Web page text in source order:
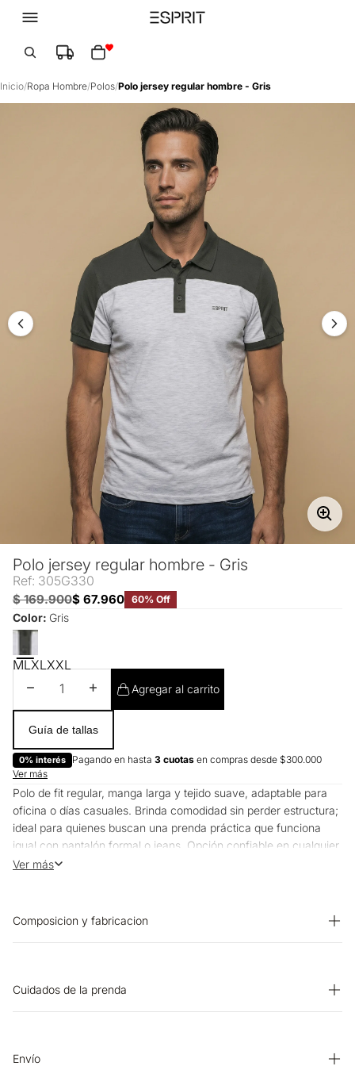
Inicio/Ropa Hombre/Polos/Polo jersey regular hombre - Gris
Polo jersey regular hombre - Gris
Ref: 305G330
$ 169.900$ 67.960 60% Off
Color: Gris
MLXL XXL
Disminuir cantidadAumentar cantidad
Agregar al carrito
Guía de tallas
0% interés Pagando en hasta 3 cuotas en compras desde $300.000
Ver más
Polo de fit regular, manga larga y tejido suave, adaptable para
oficina o días casuales. Brinda comodidad sin perder estructura;
ideal para quienes buscan una prenda práctica que funciona
igual con pantalón formal o jeans. Opción confiable en cualquier
momento.
Ver más
Composicion y fabricacion
Cuidados de la prenda
irreversible. OTROS: Lavar por el revés. OTROS: Lavar
Envío